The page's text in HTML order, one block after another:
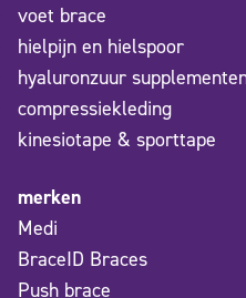
voet brace
hielpijn en hielspoor
hyaluronzuur
compressiekleding
kinesiotape & sporttape
merken
Medi
BraceID Braces
Push brace